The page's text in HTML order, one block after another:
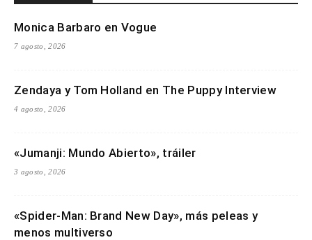
Monica Barbaro en Vogue
7 agosto, 2026
Zendaya y Tom Holland en The Puppy Interview
4 agosto, 2026
«Jumanji: Mundo Abierto», tráiler
3 agosto, 2026
«Spider-Man: Brand New Day», más peleas y
menos multiverso